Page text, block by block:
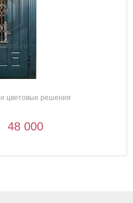
цветовые решения
48 000